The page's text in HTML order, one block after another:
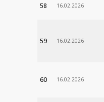
58 16.02.2026
59 16.02.2026
60 16.02.2026